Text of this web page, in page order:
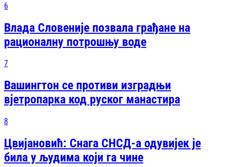
6
Влада Словеније позвала грађане на
рационалну потрошњу воде
7
Вашингтон се противи изградњи
вјетропарка код руског манастира
8
Цвијановић: Снага СНСД-а одувијек је
била у људима који га чине